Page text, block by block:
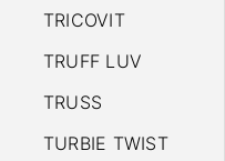
TRICOVIT
TRUFF LUV
TRUSS
TURBIE TWIST